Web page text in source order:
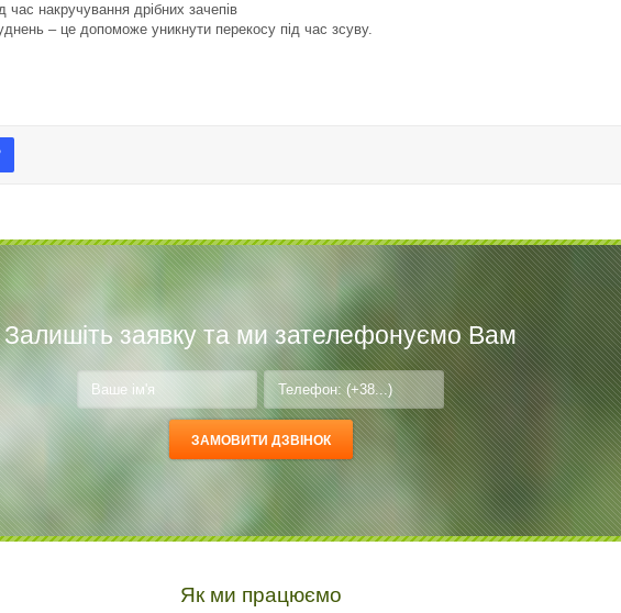
час накручування дрібних зачепів
– це допоможе уникнути перекосу під час зсуву.
Залишіть заявку та ми зателефонуємо Вам
Як ми працюємо